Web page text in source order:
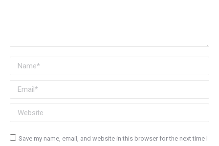
Name *
Email *
Website
Save my name, email, and website in this browser for the next time I